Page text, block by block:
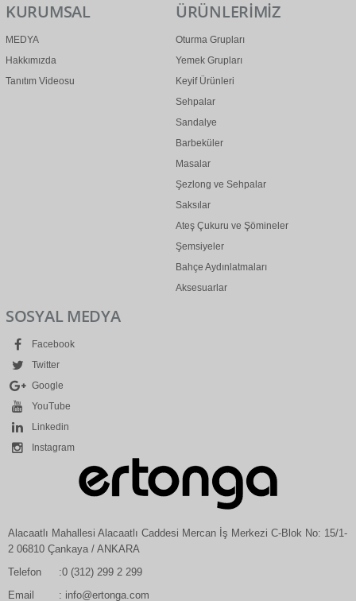
KURUMSAL
MEDYA
Hakkımızda
Tanıtım Videosu
ÜRÜNLERİMİZ
Oturma Grupları
Yemek Grupları
Keyif Ürünleri
Sehpalar
Sandalye
Barbeküler
Masalar
Şezlong ve Sehpalar
Saksılar
Ateş Çukuru ve Şömineler
Şemsiyeler
Bahçe Aydınlatmaları
Aksesuarlar
SOSYAL MEDYA
Facebook
Twitter
Google
YouTube
Linkedin
Instagram
Alacaatlı Mahallesi Alacaatlı Caddesi Mercan İş Merkezi C-Blok No: 15/1-
2 06810 Çankaya / ANKARA
Telefon
:0 (312) 299 2 299
Email
: info@ertonga.com